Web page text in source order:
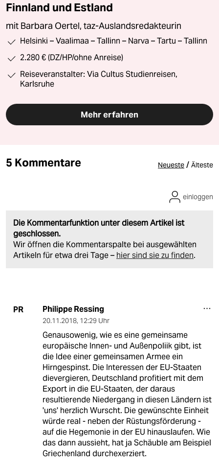
Finnland und Estland
mit Barbara Oertel, taz-Auslandsredakteurin
Helsinki – Vaalimaa – Tallinn – Narva – Tartu – Tallinn
2.280 € (DZ/HP/ohne Anreise)
Reiseveranstalter: Via Cultus Studienreisen,
Karlsruhe
Mehr erfahren
5 Kommentare Neueste / Älteste
Die Kommentarfunktion unter diesem Artikel ist
geschlossen.
Wir öffnen die Kommentarspalte bei ausgewählten
Artikeln für etwa drei Tage – hier sind sie zu finden.
einloggen
PR Philippe Ressing
20.11.2018, 12:29 Uhr
Genausowenig, wie es eine gemeinsame
europäische Innen- und Außenpoliik gibt, ist
die Idee einer gemeinsamen Armee ein
Hirngespinst. Die Interessen der EU-Staaten
dievergieren, Deutschland profitiert mit dem
Export in die EU-Staaten, der daraus
resultierende Niedergang in diesen Ländern ist
'uns' herzlich Wurscht. Die gewünschte Einheit
würde real - neben der Rüstungsförderung -
auf die Hegemonie in der EU hinauslaufen. Wie
das dann aussieht, hat ja Schäuble am Beispiel
Griechenland durchexerziert.